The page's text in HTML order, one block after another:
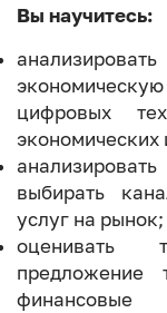
Вы научитесь:
цифровых
выбирать
услуг на рынок;
оценивать
предложение